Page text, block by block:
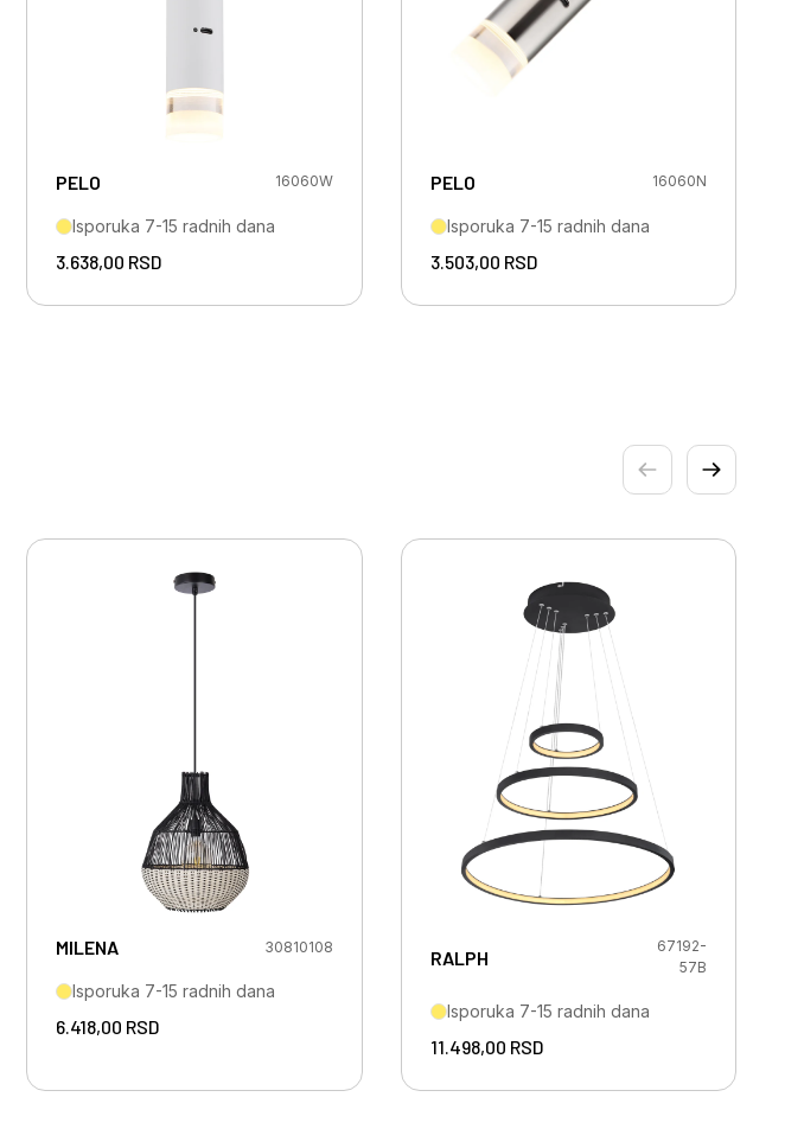
PELO 16060W
Isporuka 7-15 radnih dana
3.638,00 RSD
PELO 16060N
Isporuka 7-15 radnih dana
3.503,00 RSD
MILENA 30810108
Isporuka 7-15 radnih dana
6.418,00 RSD
RALPH
67192-
57B
Isporuka 7-15 radnih dana
11.498,00 RSD